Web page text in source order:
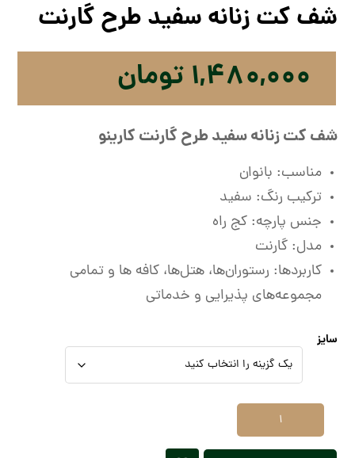
شف کت زنانه سفید طرح گارنت
۱,۴۸۰,۰۰۰ تومان
شف کت زنانه سفید طرح گارنت کارینو
مناسب: بانوان
ترکیب رنگ: سفید
جنس پارچه: کج راه
مدل: گارنت
کاربردها: رستوران‌ها، هتل‌ها، کافه ها و تمامی
مجموعه‌های پذیرایی و خدماتی
سایز